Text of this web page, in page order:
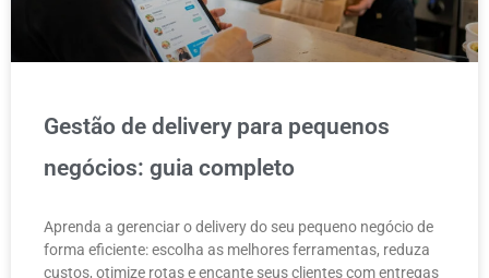
Gestão de delivery para pequenos
negócios: guia completo
Aprenda a gerenciar o delivery do seu pequeno negócio de
forma eficiente: escolha as melhores ferramentas, reduza
custos, otimize rotas e encante seus clientes com entregas